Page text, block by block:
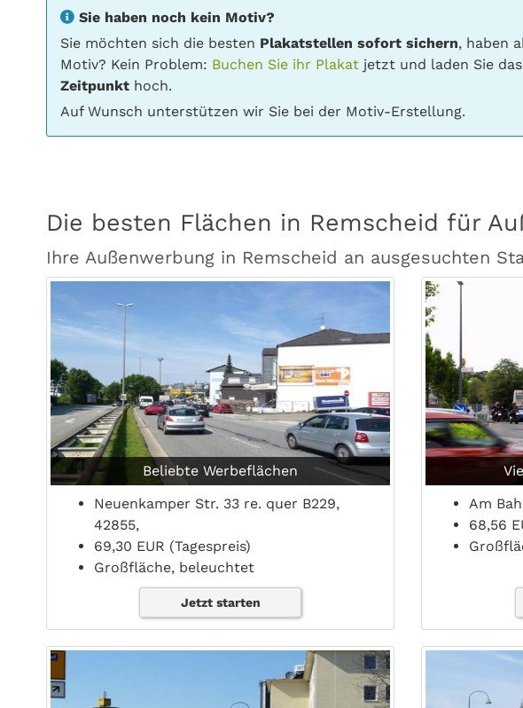
Sie haben noch kein Motiv?
Sie möchten sich die besten Plakatstellen sofort sichern, haben
Motiv? Kein Problem: Buchen Sie ihr Plakat jetzt und laden Sie das
Zeitpunkt hoch.
Auf Wunsch unterstützen wir Sie bei der Motiv-Erstellung.
Die besten Flächen in Remscheid für
Ihre Außenwerbung in Remscheid an ausgesuchten
Beliebte Werbeflächen
Neuenkamper Str. 33 re. quer B229,
42855,
69,30 EUR (Tagespreis)
Großfläche, beleuchtet
Jetzt starten
Am
68,56